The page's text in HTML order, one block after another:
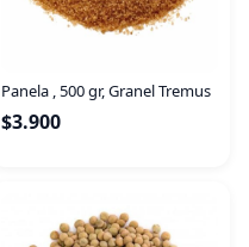
Panela , 500 gr, Granel Tremus
$3.900